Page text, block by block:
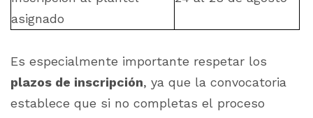
asignado
Es especialmente importante respetar los
plazos de inscripción, ya que la convocatoria
establece que si no completas el proceso